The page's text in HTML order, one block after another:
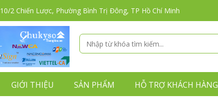
10/2 Chiến Lược, Phường Bình Trị Đông, TP Hồ Chí Minh
GIỚI THIỆU SẢN PHẨM HỖ TRỢ KHÁCH HÀNG